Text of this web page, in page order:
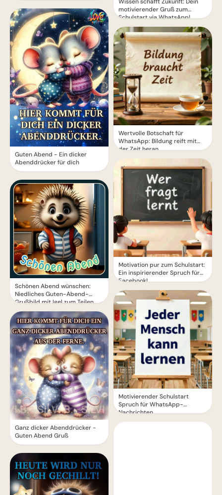
Guten Abend - Ein dicker
Abenddrücker für dich
Schönen Abend wünschen:
Niedliches Guten-Abend-
Grußbild mit Igel zum Teilen
Ganz dicker Abenddrücker -
Guten Abend Gruß
motivierender Gruß zum
Schulstart via WhatsApp!
Wertvolle Botschaft für
WhatsApp: Bildung reift mit
der Zeit heran
Motivation pur zum Schulstart:
Ein inspirierender Spruch für
Facebook!
Motivierender Schulstart
Spruch für WhatsApp-
Nachrichten